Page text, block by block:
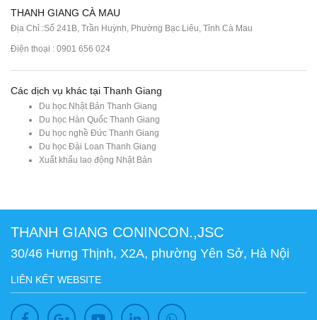
THANH GIANG CÀ MAU
Địa Chỉ :Số 241B, Trần Huỳnh, Phường Bạc Liêu, Tỉnh Cà Mau
Điện thoại : 0901 656 024
Các dịch vụ khác tại Thanh Giang
Du học Nhật Bản Thanh Giang
Du học Hàn Quốc Thanh Giang
Du học nghề Đức Thanh Giang
Du học Đài Loan Thanh Giang
Xuất khẩu lao động Nhật Bản
THANH GIANG CONINCON.,JSC
30/46 Hưng Thịnh, X2A, phường Yên Sở, Hà Nội
LIÊN KẾT WEBSITE